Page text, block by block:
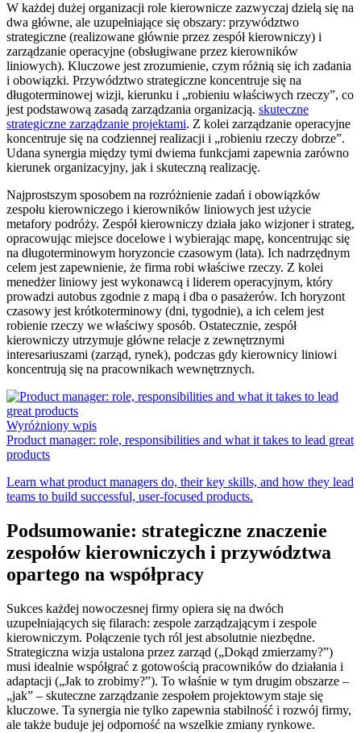
W każdej dużej organizacji role kierownicze zazwyczaj dzielą się na
dwa główne, ale uzupełniające się obszary: przywództwo
strategiczne (realizowane głównie przez zespół kierowniczy) i
zarządzanie operacyjne (obsługiwane przez kierowników
liniowych). Kluczowe jest zrozumienie, czym różnią się ich zadania
i obowiązki. Przywództwo strategiczne koncentruje się na
długoterminowej wizji, kierunku i „robieniu właściwych rzeczy”, co
jest podstawową zasadą zarządzania organizacją. skuteczne
strategiczne zarządzanie projektami. Z kolei zarządzanie operacyjne
koncentruje się na codziennej realizacji i „robieniu rzeczy dobrze”.
Udana synergia między tymi dwiema funkcjami zapewnia zarówno
kierunek organizacyjny, jak i skuteczną realizację.
Najprostszym sposobem na rozróżnienie zadań i obowiązków
zespołu kierowniczego i kierowników liniowych jest użycie
metafory podróży. Zespół kierowniczy działa jako wizjoner i strateg,
opracowując miejsce docelowe i wybierając mapę, koncentrując się
na długoterminowym horyzoncie czasowym (lata). Ich nadrzędnym
celem jest zapewnienie, że firma robi właściwe rzeczy. Z kolei
menedżer liniowy jest wykonawcą i liderem operacyjnym, który
prowadzi autobus zgodnie z mapą i dba o pasażerów. Ich horyzont
czasowy jest krótkoterminowy (dni, tygodnie), a ich celem jest
robienie rzeczy we właściwy sposób. Ostatecznie, zespół
kierowniczy utrzymuje główne relacje z zewnętrznymi
interesariuszami (zarząd, rynek), podczas gdy kierownicy liniowi
koncentrują się na pracownikach wewnętrznych.
Wyróżniony wpis
Product manager: role, responsibilities and what it takes to lead great
products
Learn what product managers do, their key skills, and how they lead
teams to build successful, user-focused products.
Podsumowanie: strategiczne znaczenie
zespołów kierowniczych i przywództwa
opartego na współpracy
Sukces każdej nowoczesnej firmy opiera się na dwóch
uzupełniających się filarach: zespole zarządzającym i zespole
kierowniczym. Połączenie tych ról jest absolutnie niezbędne.
Strategiczna wizja ustalona przez zarząd („Dokąd zmierzamy?”)
musi idealnie współgrać z gotowością pracowników do działania i
adaptacji („Jak to zrobimy?”). To właśnie w tym drugim obszarze –
„jak” – skuteczne zarządzanie zespołem projektowym staje się
kluczowe. Ta synergia nie tylko zapewnia stabilność i rozwój firmy,
ale także buduje jej odporność na wszelkie zmiany rynkowe.